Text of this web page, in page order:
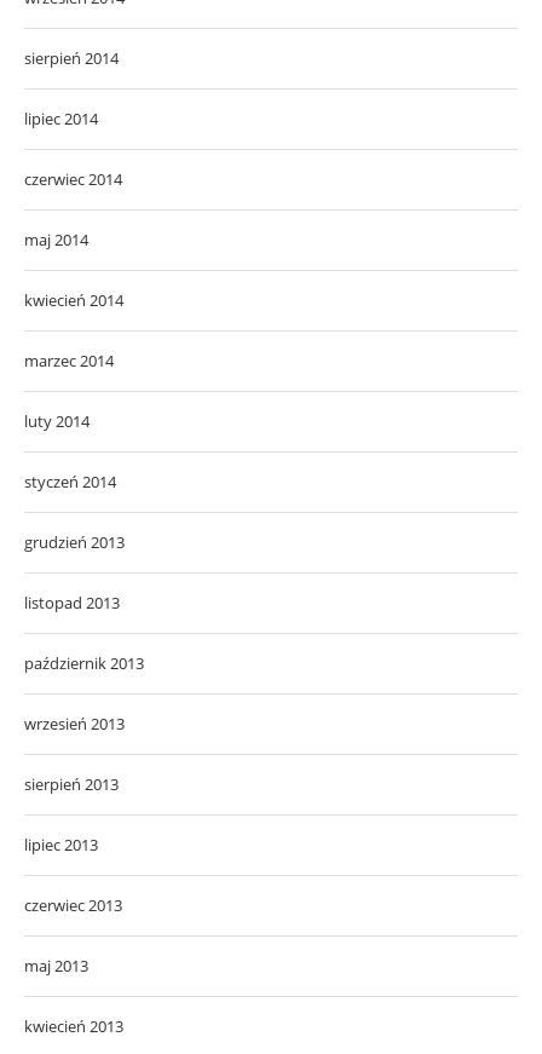
sierpień 2014
lipiec 2014
czerwiec 2014
maj 2014
kwiecień 2014
marzec 2014
luty 2014
styczeń 2014
grudzień 2013
listopad 2013
październik 2013
wrzesień 2013
sierpień 2013
lipiec 2013
czerwiec 2013
maj 2013
kwiecień 2013